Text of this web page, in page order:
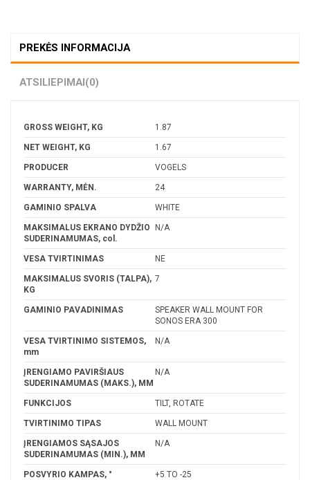
PREKĖS INFORMACIJA
ATSILIEPIMAI(0)
GROSS WEIGHT, KG 1.87
NET WEIGHT, KG 1.67
PRODUCER VOGELS
WARRANTY, MĖN. 24
GAMINIO SPALVA WHITE
MAKSIMALUS EKRANO DYDŽIO
SUDERINAMUMAS, col.
N/A
VESA TVIRTINIMAS NE
MAKSIMALUS SVORIS (TALPA),
KG
7
GAMINIO PAVADINIMAS
SPEAKER WALL MOUNT FOR
SONOS ERA 300
VESA TVIRTINIMO SISTEMOS,
mm
N/A
ĮRENGIAMO PAVIRŠIAUS
SUDERINAMUMAS (MAKS.), MM
N/A
FUNKCIJOS TILT, ROTATE
TVIRTINIMO TIPAS WALL MOUNT
ĮRENGIAMOS SĄSAJOS
SUDERINAMUMAS (MIN.), MM
N/A
POSVYRIO KAMPAS, ° +5 TO -25